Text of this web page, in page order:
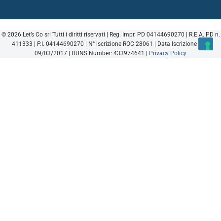
© 2026 Let’s Co srl Tutti i diritti riservati | Reg. Impr. PD 04144690270 | R.E.A. PD n.
411333 | P.I. 04144690270 | N° iscrizione ROC 28061 | Data Iscrizione ROC
09/03/2017 | DUNS Number: 433974641 |
Privacy Policy